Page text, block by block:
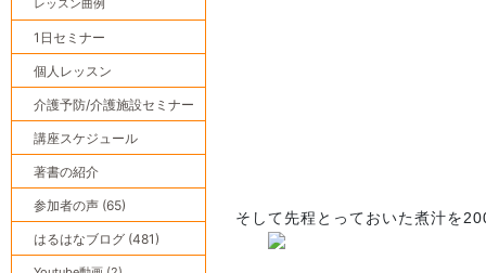
そして先程とっておいた煮汁を
レッスン曲例
1日セミナー
個人レッスン
介護予防/介護施設セミナー
講座スケジュール
著書の紹介
参加者の声 (65)
はるはなブログ (481)